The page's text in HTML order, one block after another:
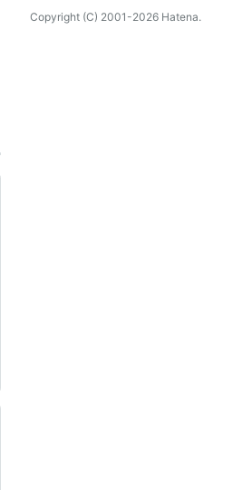
Copyright (C) 2001-2026 Hatena.